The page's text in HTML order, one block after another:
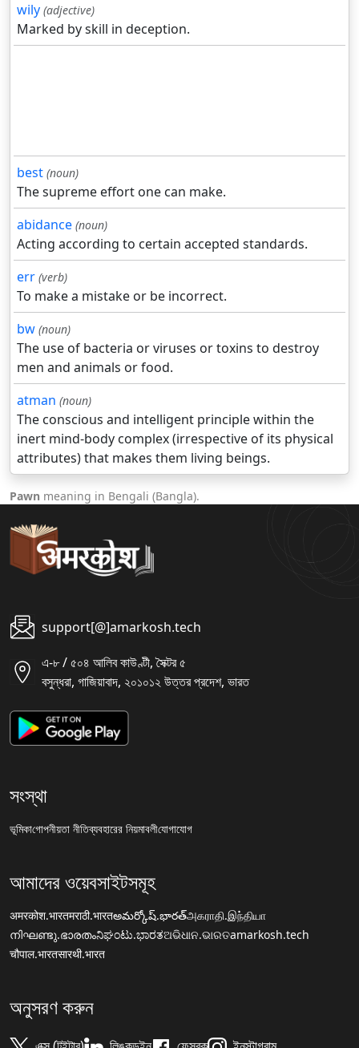
wily (adjective)
Marked by skill in deception.
best (noun)
The supreme effort one can make.
abidance (noun)
Acting according to certain accepted standards.
err (verb)
To make a mistake or be incorrect.
bw (noun)
The use of bacteria or viruses or toxins to destroy
men and animals or food.
atman (noun)
The conscious and intelligent principle within the
inert mind-body complex (irrespective of its physical
attributes) that makes them living beings.
Pawn meaning in Bengali (Bangla).
support[@]amarkosh.tech
এ-৮ / ৫০৪ আলিব কাউণ্টী, সৈক্টর ৫
বসুন্ধরা, গাজিয়াবাদ, ২০১০১২ উত্তর প্রদেশ, ভারত
সংস্থা
ভূমিকাগোপনীয়তা নীতিব্যবহারের নিয়মাবলীযোগাযোগ
আমাদের ওয়েবসাইটসমূহ
अमरकोश.भारतमराठी.भारतఅమర్కోష్.భారత్அகராதி.இந்தியா
നിഘണ്ടു.ഭാരതംನಿಘಂಟು.ಭಾರತଅଭିଧାନ.ଭାରତamarkosh.tech
चौपाल.भारतसारथी.भारत
অনুসরণ করুন